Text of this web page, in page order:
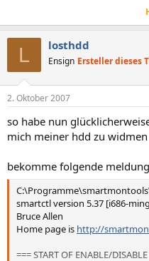
L losthdd
Ensign Ersteller dieses
2. Oktober 2007
so habe nun
mich meiner hdd zu widmen
bekomme folgende
smartctl version 5.37 [i686-
Bruce Allen
Home page is http://
=== START OF ENABLE/